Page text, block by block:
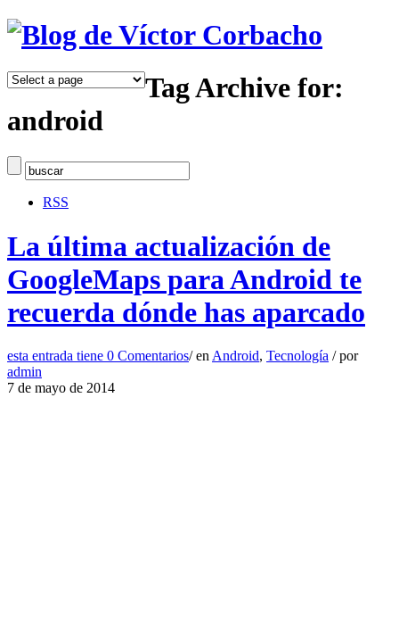
Tag Archive for:
android
RSS
La última actualización de
GoogleMaps para Android te
recuerda dónde has aparcado
esta entrada tiene 0 Comentarios/ en Android, Tecnología / por
admin
7 de mayo de 2014